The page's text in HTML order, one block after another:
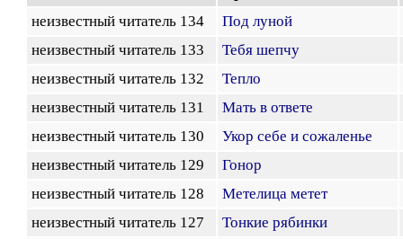
неизвестный читатель 134
Под луной
неизвестный читатель 133
Тебя шепчу
неизвестный читатель 132
Тепло
неизвестный читатель 131
Мать в ответе
неизвестный читатель 130
Укор себе и сожаленье
неизвестный читатель 129
Гонор
неизвестный читатель 128
Метелица метет
неизвестный читатель 127
Тонкие рябинки